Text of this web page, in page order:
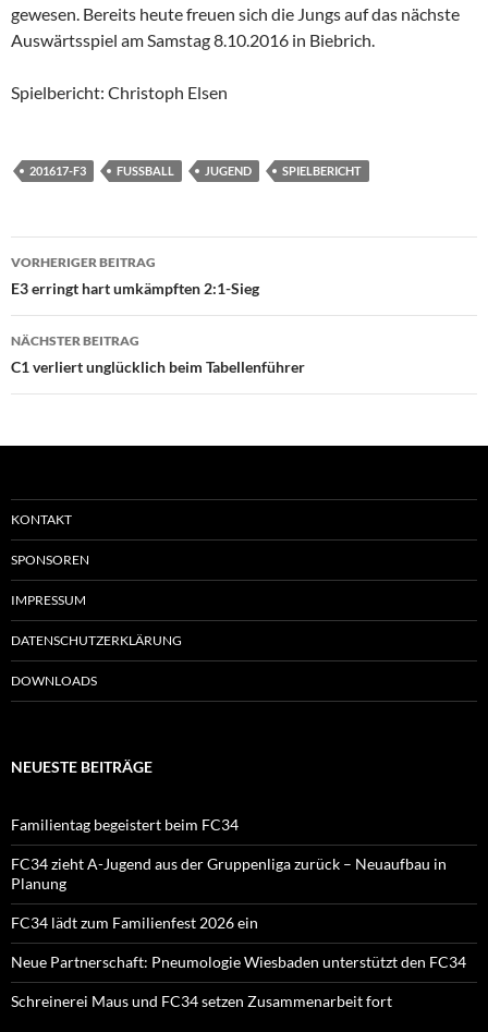
gewesen. Bereits heute freuen sich die Jungs auf das nächste
Auswärtsspiel am Samstag 8.10.2016 in Biebrich.
Spielbericht: Christoph Elsen
201617-F3 FUSSBALL JUGEND SPIELBERICHT
Beitragsnavigation
VORHERIGER BEITRAG
E3 erringt hart umkämpften 2:1-Sieg
NÄCHSTER BEITRAG
C1 verliert unglücklich beim Tabellenführer
KONTAKT
SPONSOREN
IMPRESSUM
DATENSCHUTZERKLÄRUNG
DOWNLOADS
NEUESTE BEITRÄGE
Familientag begeistert beim FC34
FC34 zieht A-Jugend aus der Gruppenliga zurück – Neuaufbau in
Planung
FC34 lädt zum Familienfest 2026 ein
Neue Partnerschaft: Pneumologie Wiesbaden unterstützt den FC34
Schreinerei Maus und FC34 setzen Zusammenarbeit fort